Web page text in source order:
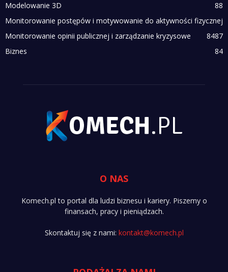
Modelowanie 3D
88
Monitorowanie postępów i motywowanie do aktywności fizycznej
87
Monitorowanie opinii publicznej i zarządzanie kryzysowe
84
Biznes
84
O NAS
Komech.pl to portal dla ludzi biznesu i kariery. Piszemy o
finansach, pracy i pieniądzach.
Skontaktuj się z nami: kontakt@komech.pl